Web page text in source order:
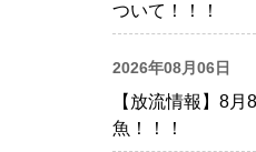
ついて！！！
2026年08月06日
【放流情報】8
魚！！！